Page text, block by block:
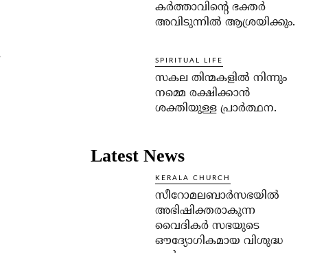
കര്‍ത്താവിന്റെ ഭക്തര്‍
അവിടുന്നില്‍ ആശ്രയിക്കും.
SPIRITUAL LIFE
സകല തിന്മകളില്‍ നിന്നും
നമ്മെ രക്ഷിക്കാന്‍
ശക്തിയുള്ള പ്രാര്‍ത്ഥന.
Latest News
KERALA CHURCH
സീറോമലബാർസഭയിൽ
അഭിഷിക്തരാകുന്ന
വൈദികർ സഭയുടെ
ഔദ്യോഗികമായ വിശുദ്ധ